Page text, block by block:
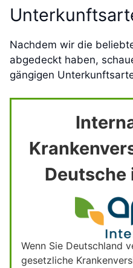
Nachdem wir die
abgedeckt haben,
gängigen
Deutsche
Wenn Sie Deutschland
gesetzliche